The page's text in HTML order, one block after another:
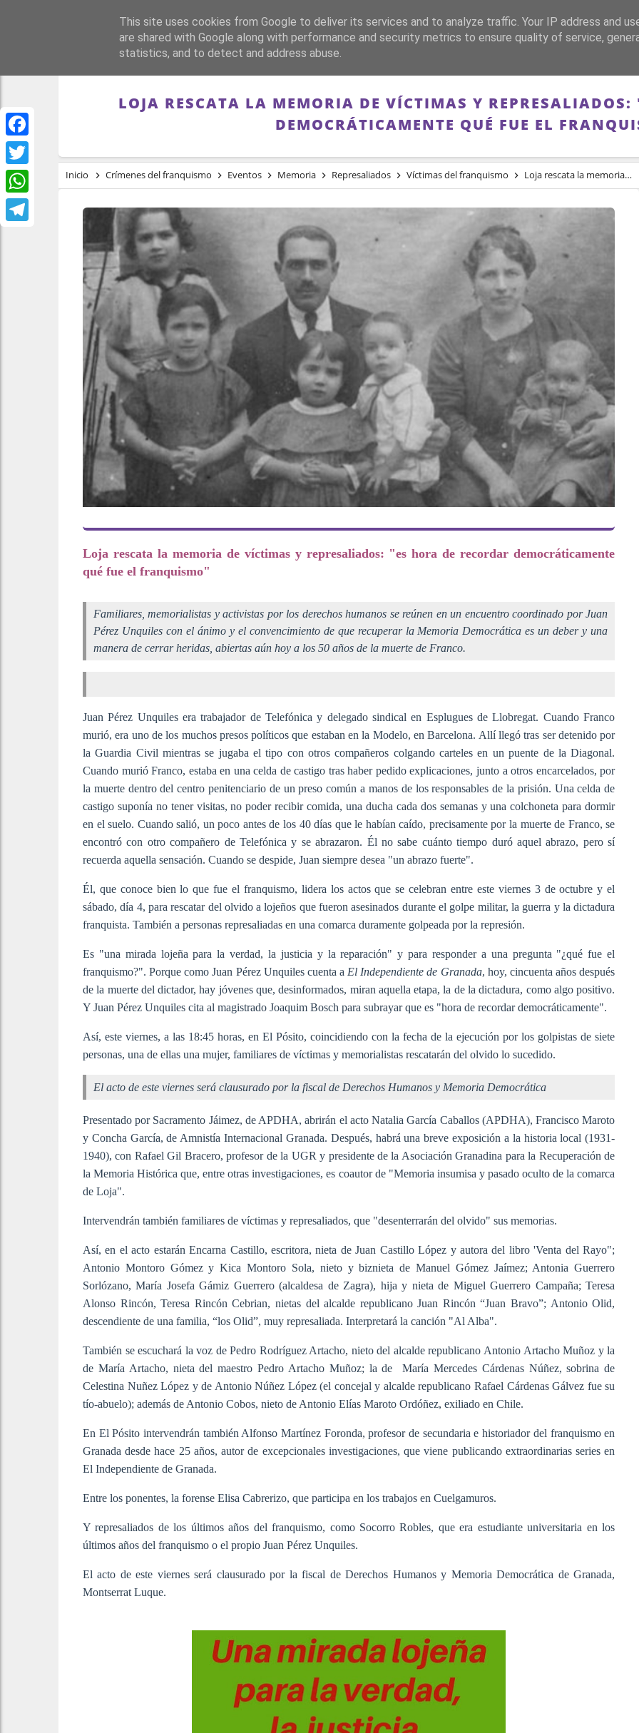
Facebook
Twitter
WhatsApp
PORTADA REPÚBLICA FRANQUISMO GUERRA DE ESPAÑA MEMORIA
LOJA RESCATA LA MEMORIA DE VÍCTIMAS Y REPRESALIADOS:
DEMOCRÁTICAMENTE QUÉ FUE EL
Inicio Crímenes del franquismo Eventos Memoria Represaliados Víctimas del franquismo Loja rescata la memoria de víctimas y represaliados: "es hora de recordar democráticamente qué fue el franquismo"
Loja rescata la memoria de víctimas y represaliados: "es hora de recordar democráticamente
qué fue el franquismo"
Familiares, memorialistas y activistas por los derechos humanos se reúnen en un encuentro coordinado por Juan
Pérez Unquiles con el ánimo y el convencimiento de que recuperar la Memoria Democrática es un deber y una
manera de cerrar heridas, abiertas aún hoy a los 50 años de la muerte de Franco.
Juan Pérez Unquiles era trabajador de Telefónica y delegado sindical en Esplugues de Llobregat. Cuando Franco
murió, era uno de los muchos presos políticos que estaban en la Modelo, en Barcelona. Allí llegó tras ser detenido por
la Guardia Civil mientras se jugaba el tipo con otros compañeros colgando carteles en un puente de la Diagonal.
Cuando murió Franco, estaba en una celda de castigo tras haber pedido explicaciones, junto a otros encarcelados, por
la muerte dentro del centro penitenciario de un preso común a manos de los responsables de la prisión. Una celda de
castigo suponía no tener visitas, no poder recibir comida, una ducha cada dos semanas y una colchoneta para dormir
en el suelo. Cuando salió, un poco antes de los 40 días que le habían caído, precisamente por la muerte de Franco, se
encontró con otro compañero de Telefónica y se abrazaron. Él no sabe cuánto tiempo duró aquel abrazo, pero sí
recuerda aquella sensación. Cuando se despide, Juan siempre desea "un abrazo fuerte".
Él, que conoce bien lo que fue el franquismo, lidera los actos que se celebran entre este viernes 3 de octubre y el
sábado, día 4, para rescatar del olvido a lojeños que fueron asesinados durante el golpe militar, la guerra y la dictadura
franquista. También a personas represaliadas en una comarca duramente golpeada por la represión.
Es "una mirada lojeña para la verdad, la justicia y la reparación" y para responder a una pregunta "¿qué fue el
franquismo?". Porque como Juan Pérez Unquiles cuenta a El Independiente de Granada, hoy, cincuenta años después
de la muerte del dictador, hay jóvenes que, desinformados, miran aquella etapa, la de la dictadura, como algo positivo.
Y Juan Pérez Unquiles cita al magistrado Joaquim Bosch para subrayar que es "hora de recordar democráticamente".
Así, este viernes, a las 18:45 horas, en El Pósito, coincidiendo con la fecha de la ejecución por los golpistas de siete
personas, una de ellas una mujer, familiares de víctimas y memorialistas rescatarán del olvido lo sucedido.
El acto de este viernes será clausurado por la fiscal de Derechos Humanos y Memoria Democrática
Presentado por Sacramento Jáimez, de APDHA, abrirán el acto Natalia García Caballos (APDHA), Francisco Maroto
y Concha García, de Amnistía Internacional Granada. Después, habrá una breve exposición a la historia local (1931-
1940), con Rafael Gil Bracero, profesor de la UGR y presidente de la Asociación Granadina para la Recuperación de
la Memoria Histórica que, entre otras investigaciones, es coautor de "Memoria insumisa y pasado oculto de la comarca
de Loja".
Intervendrán también familiares de víctimas y represaliados, que "desenterrarán del olvido" sus memorias.
Así, en el acto estarán Encarna Castillo, escritora, nieta de Juan Castillo López y autora del libro 'Venta del Rayo";
Antonio Montoro Gómez y Kica Montoro Sola, nieto y biznieta de Manuel Gómez Jaímez; Antonia Guerrero
Sorlózano, María Josefa Gámiz Guerrero (alcaldesa de Zagra), hija y nieta de Miguel Guerrero Campaña; Teresa
Alonso Rincón, Teresa Rincón Cebrian, nietas del alcalde republicano Juan Rincón “Juan Bravo”; Antonio Olid,
descendiente de una familia, “los Olid”, muy represaliada. Interpretará la canción "Al Alba".
También se escuchará la voz de Pedro Rodríguez Artacho, nieto del alcalde republicano Antonio Artacho Muñoz y la
de María Artacho, nieta del maestro Pedro Artacho Muñoz; la de María Mercedes Cárdenas Núñez, sobrina de
Celestina Nuñez López y de Antonio Núñez López (el concejal y alcalde republicano Rafael Cárdenas Gálvez fue su
tío-abuelo); además de Antonio Cobos, nieto de Antonio Elías Maroto Ordóñez, exiliado en Chile.
En El Pósito intervendrán también Alfonso Martínez Foronda, profesor de secundaria e historiador del franquismo en
Granada desde hace 25 años, autor de excepcionales investigaciones, que viene publicando extraordinarias series en
El Independiente de Granada.
Entre los ponentes, la forense Elisa Cabrerizo, que participa en los trabajos en Cuelgamuros.
Y represaliados de los últimos años del franquismo, como Socorro Robles, que era estudiante universitaria en los
últimos años del franquismo o el propio Juan Pérez Unquiles.
El acto de este viernes será clausurado por la fiscal de Derechos Humanos y Memoria Democrática de Granada,
Montserrat Luque.
This site uses cookies from Google to deliver its services and to analyze traffic. Your IP address and
are shared with Google along with performance and security metrics to ensure quality of service,
statistics, and to detect and address abuse.